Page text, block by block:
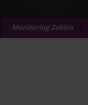
Monitoring Zabbix∣